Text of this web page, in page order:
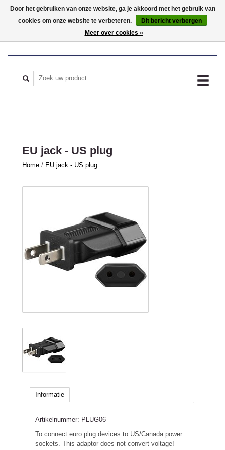
MIJN ACCOUNT
EU jack - US plug
Home / EU jack - US plug
Informatie
Artikelnummer: PLUG06
To connect euro plug devices to US/Canada power
sockets. This adaptor does not convert voltage!
Door het gebruiken van onze website, ga je akkoord met het gebruik van
cookies om onze website te verbeteren.
Dit bericht verbergen
Meer over cookies »